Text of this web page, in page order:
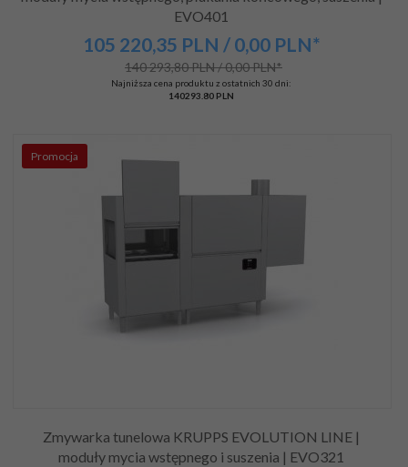
EVO401
105 220,35 PLN / 0,00 PLN*
140 293,80 PLN / 0,00 PLN*
Najniższa cena produktu z ostatnich 30 dni:
140293.80 PLN
Promocja
Zmywarka tunelowa KRUPPS EVOLUTION LINE |
moduły mycia wstępnego i suszenia | EVO321